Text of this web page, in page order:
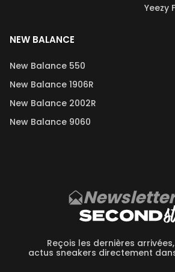
Yeezy
NEW BALANCE
New Balance 550
New Balance 1906R
New Balance 2002R
New Balance 9060
Reçois les dernières
actus sneakers directement